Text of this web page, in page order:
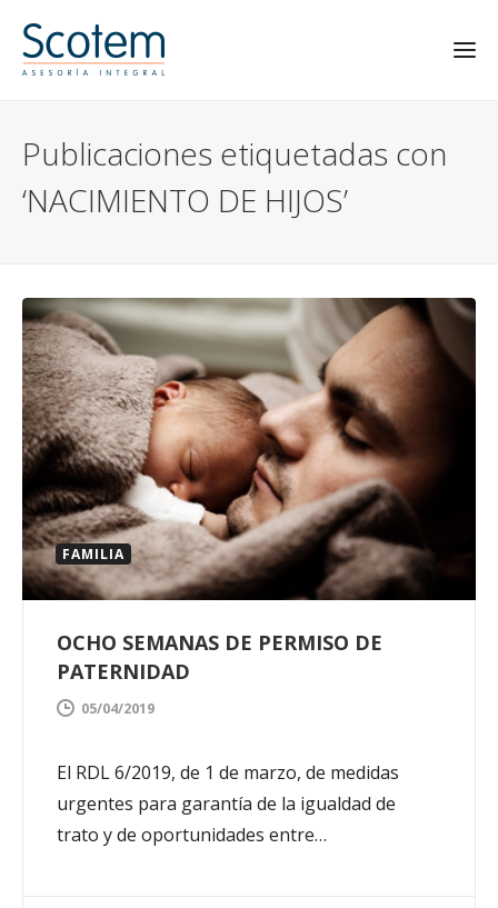
Publicaciones etiquetadas con
‘NACIMIENTO DE HIJOS’
FAMILIA
OCHO SEMANAS DE PERMISO DE
PATERNIDAD
05/04/2019
El RDL 6/2019, de 1 de marzo, de medidas
urgentes para garantía de la igualdad de
trato y de oportunidades entre…